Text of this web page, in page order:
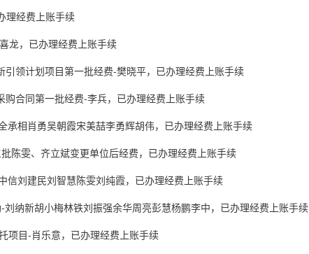
理经费上账手续
龙，已办理经费上账手续
引领计划项目第一批经费-樊晓平，已办理经费上账手续
购合同第一批经费-李兵，已办理经费上账手续
承相肖勇吴朝霞宋美喆李勇辉胡伟，已办理经费上账手续
陈雯、齐立斌变更单位后经费，已办理经费上账手续
信刘建民刘智慧陈雯刘纯霞，已办理经费上账手续
刘纳新胡小梅林铁刘振强余华周亮彭慧杨鹏李中，已办理经费上账手续
项目-肖乐意，已办理经费上账手续